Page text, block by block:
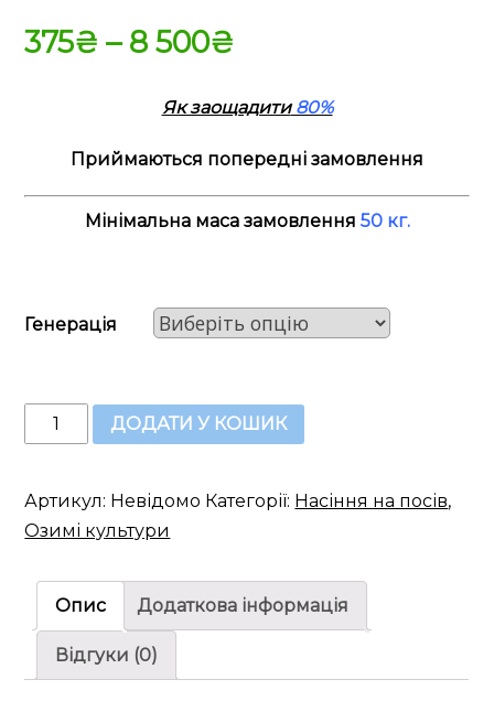
375₴ –8 500₴
Як заощадити80%
Приймаються попередні замовлення
Мінімальна маса замовлення 50кг.
Генерація
Озима
пшениця:
кількість
ДОДАТИ У КОШИК
Артикул: Невідомо Категорії: Насіння на посів,
Озимі культури
Опис Додаткова інформація
Відгуки (0)